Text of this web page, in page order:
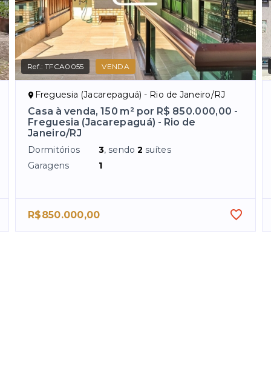
Ref.:TFCA0055 VENDA
Freguesia (Jacarepaguá) - Rio de Janeiro/RJ
Casa à venda, 150 m² por R$ 850.000,00 -
Freguesia (Jacarepaguá) - Rio de
Janeiro/RJ
Dormitórios 3, sendo2 suítes
Garagens
1
R$850.000,00